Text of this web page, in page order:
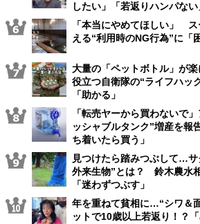
したい」「若返りハンパない
「本当にやめてほしい」
える“利用時のNG行為”に「
大量の「ペットボトル」が
役立つ自衛隊の“ライフハッ
「助かる」
「転売ヤーから買わないで
ッシャブルタンク”増産を
ち着いたら買う」
見つけたら踏みつぶして…
外来生物”とは？ 鈴木農水
「迷わずつぶす」
年を重ねて貧相に…“シワ＆
ットで10歳以上若返り！？